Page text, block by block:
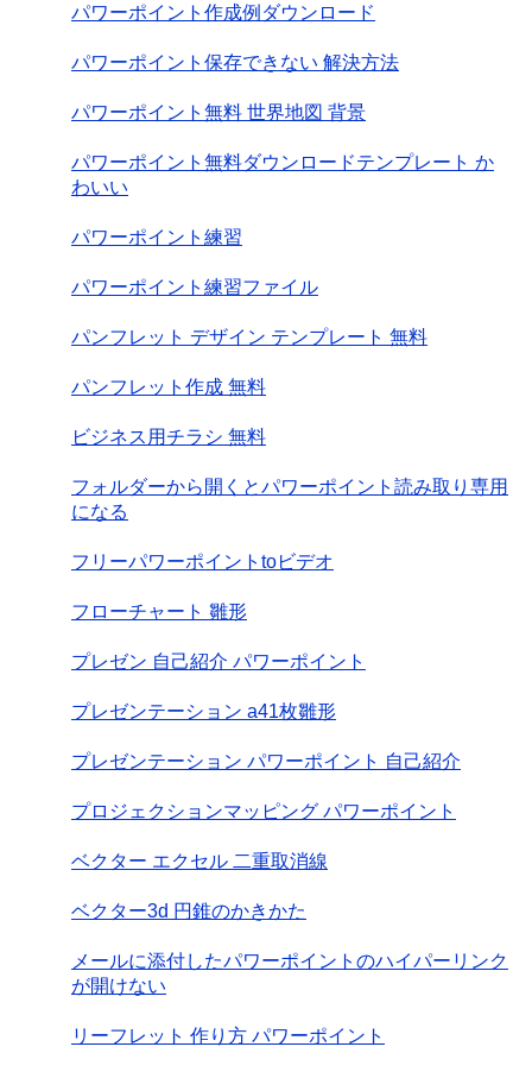
パワーポイント作成例ダウンロード
パワーポイント保存できない 解決方法
パワーポイント無料 世界地図 背景
パワーポイント無料ダウンロードテンプレート か
わいい
パワーポイント練習
パワーポイント練習ファイル
パンフレット デザイン テンプレート 無料
パンフレット作成 無料
ビジネス用チラシ 無料
フォルダーから開くとパワーポイント読み取り専用
になる
フリーパワーポイントtoビデオ
フローチャート 雛形
プレゼン 自己紹介 パワーポイント
プレゼンテーション a41枚雛形
プレゼンテーション パワーポイント 自己紹介
プロジェクションマッピング パワーポイント
ベクター エクセル 二重取消線
ベクター3d 円錐のかきかた
メールに添付したパワーポイントのハイパーリンク
が開けない
リーフレット 作り方 パワーポイント